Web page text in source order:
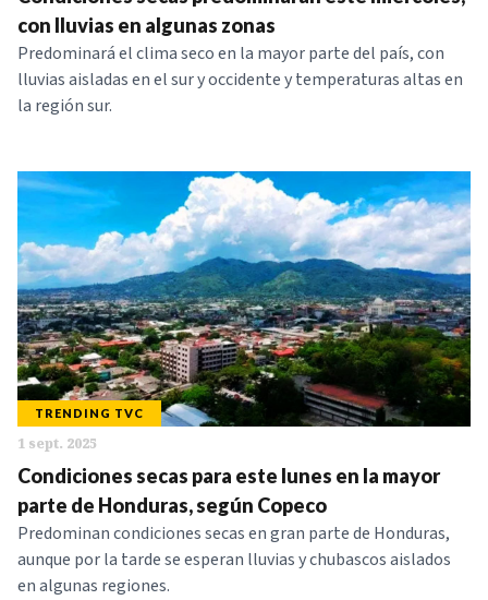
NOTICIAS
SERIES
con lluvias en algunas zonas
Predominará el clima seco en la mayor parte del país, con
lluvias aisladas en el sur y occidente y temperaturas altas en
la región sur.
TRENDING TVC
1 sept. 2025
Condiciones secas para este lunes en la mayor
parte de Honduras, según Copeco
Predominan condiciones secas en gran parte de Honduras,
aunque por la tarde se esperan lluvias y chubascos aislados
en algunas regiones.